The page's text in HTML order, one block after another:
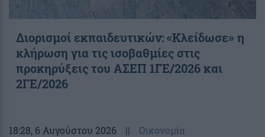
Διορισμοί εκπαιδευτικών: «Κλείδωσε» η
κλήρωση για τις ισοβαθμίες στις
προκηρύξεις του ΑΣΕΠ 1ΓΕ/2026 και
2ΓΕ/2026
18:28, 6 Αυγούστου 2026 || Οικονομία